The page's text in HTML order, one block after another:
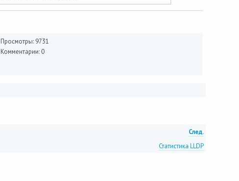
Просмотры: 9731
Комментарии: 0
След.
Статистика LLDP